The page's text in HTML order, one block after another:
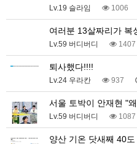
Lv.19 슬라임 1006
여러분 13살짜리가 복
Lv.59 버디버디 1407
퇴사했다!!!!
Lv.24 우라칸 937
서울 토박이 안재현 "
Lv.59 버디버디 1087
양산 기온 닷새째 40